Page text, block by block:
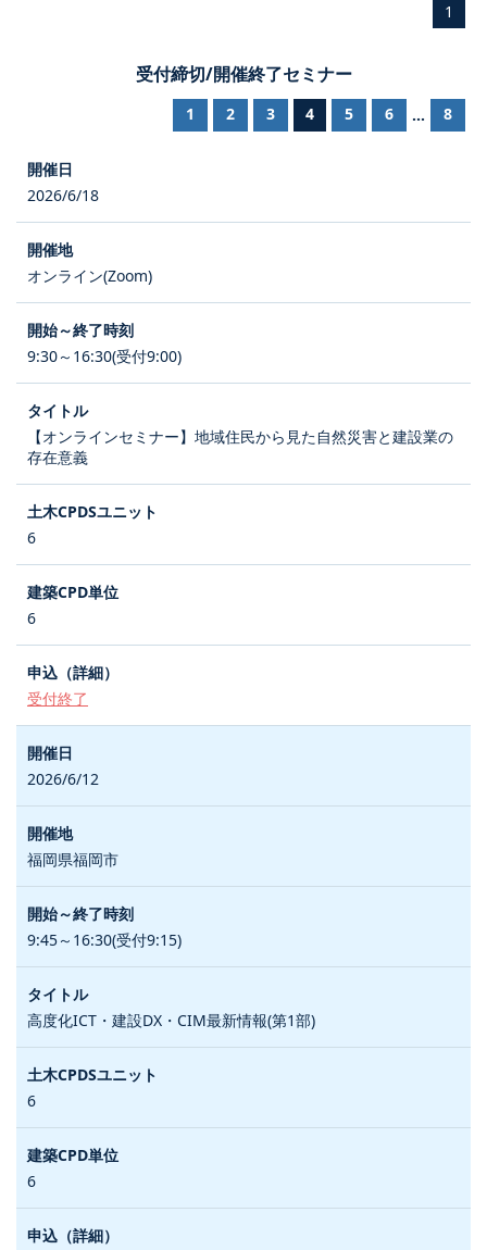
1
受付締切/開催終了セミナー
1 2 3 4 5 6 ... 8
2026/6/18
オンライン(Zoom)
9:30～16:30(受付9:00)
【オンラインセミナー】地域住民から見た自然災害と建設業の
存在意義
6
6
受付終了
2026/6/12
福岡県福岡市
9:45～16:30(受付9:15)
高度化ICT・建設DX・CIM最新情報(第1部)
6
6